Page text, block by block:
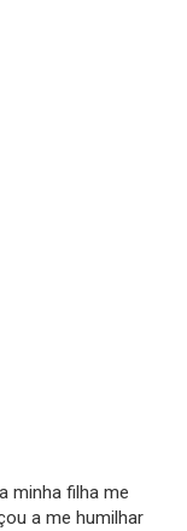
minha filha me
a me humilhar